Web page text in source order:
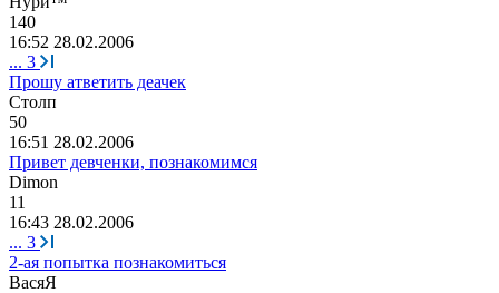
140
16:52 28.02.2006
... 3
Прошу атветить деачек
Столп
50
16:51 28.02.2006
Привет девченки, познакомимся
Dimon
11
16:43 28.02.2006
... 3
2-ая попытка познакомиться
ВасяЯ